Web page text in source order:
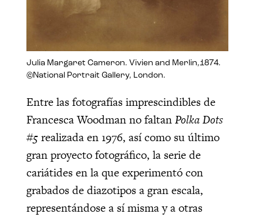
Julia Margaret Cameron. Vivien and Merlin,1874.
©National Portrait Gallery, London.
Entre las fotografías imprescindibles de
Francesca Woodman no faltanPolka Dots
#5realizada en 1976, así como su último
gran proyecto fotográfico, la serie de
cariátides en la que experimentó con
grabados de diazotipos a gran escala,
representándose a sí misma y a otras